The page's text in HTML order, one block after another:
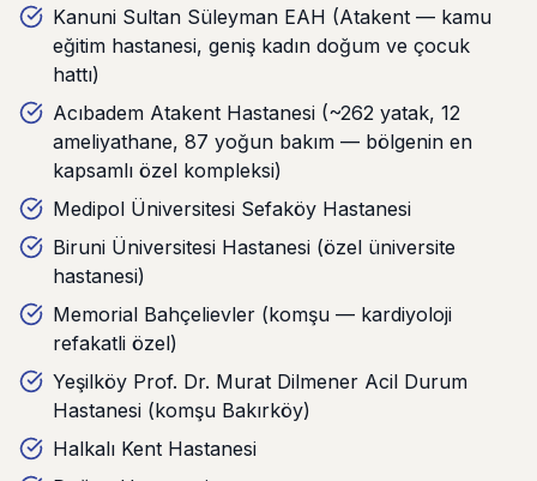
Kanuni Sultan Süleyman EAH (Atakent — kamu
eğitim hastanesi, geniş kadın doğum ve çocuk
hattı)
Acıbadem Atakent Hastanesi (~262 yatak, 12
ameliyathane, 87 yoğun bakım — bölgenin en
kapsamlı özel kompleksi)
Medipol Üniversitesi Sefaköy Hastanesi
Biruni Üniversitesi Hastanesi (özel üniversite
hastanesi)
Memorial Bahçelievler (komşu — kardiyoloji
refakatli özel)
Yeşilköy Prof. Dr. Murat Dilmener Acil Durum
Hastanesi (komşu Bakırköy)
Halkalı Kent Hastanesi